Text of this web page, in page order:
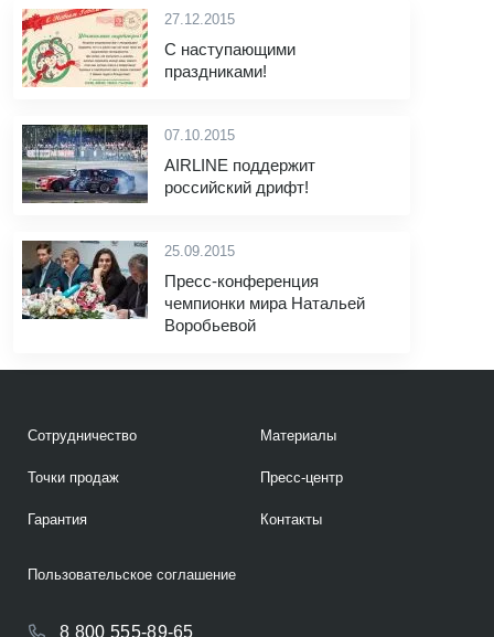
27.12.2015
С наступающими
праздниками!
07.10.2015
AIRLINE поддержит
российский дрифт!
25.09.2015
Пресс-конференция
чемпионки мира Натальей
Воробьевой
Сотрудничество
Точки продаж
Гарантия
Материалы
Пресс-центр
Контакты
8 800 555-89-65
Пользовательское соглашение